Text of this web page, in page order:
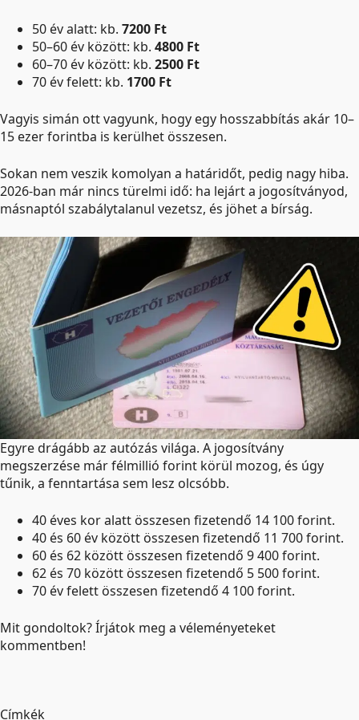
50 év alatt: kb. 7200 Ft
50–60 év között: kb. 4800 Ft
60–70 év között: kb. 2500 Ft
70 év felett: kb. 1700 Ft
Vagyis simán ott vagyunk, hogy egy hosszabbítás akár 10–
15 ezer forintba is kerülhet összesen.
Sokan nem veszik komolyan a határidőt, pedig nagy hiba.
2026-ban már nincs türelmi idő: ha lejárt a jogosítványod,
másnaptól szabálytalanul vezetsz, és jöhet a bírság.
Egyre drágább az autózás világa. A jogosítvány
megszerzése már félmillió forint körül mozog, és úgy
tűnik, a fenntartása sem lesz olcsóbb.
40 éves kor alatt összesen fizetendő 14 100 forint.
40 és 60 év között összesen fizetendő 11 700 forint.
60 és 62 között összesen fizetendő 9 400 forint.
62 és 70 között összesen fizetendő 5 500 forint.
70 év felett összesen fizetendő 4 100 forint.
Mit gondoltok? Írjátok meg a véleményeteket
kommentben!
Címkék